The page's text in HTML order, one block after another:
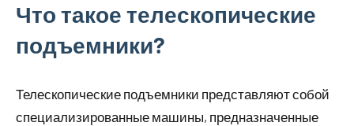
Что такое телескопические
подъемники?
Телескопические подъемники представляют собой
специализированные машины, предназначенные